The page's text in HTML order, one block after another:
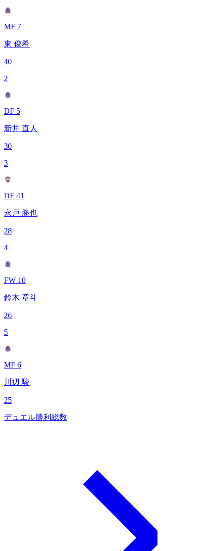
MF 7
東 俊希
40
2
DF 5
新井 直人
30
3
DF 41
永戸 勝也
28
4
FW 10
鈴木 章斗
26
5
MF 6
川辺 駿
25
デュエル勝利総数